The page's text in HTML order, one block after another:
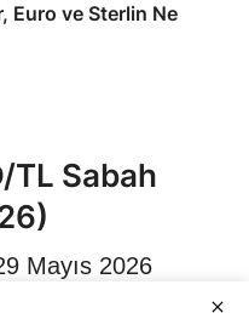
Euro ve Sterlin Ne
TL Sabah
Mayıs 2026